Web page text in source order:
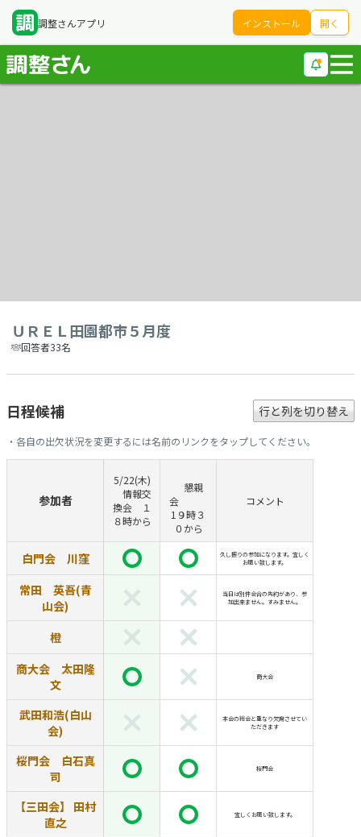
調整さんアプリ インストール 開く
ＵＲＥＬ田園都市５月度
回答者33名
日程候補 行と列を切り替え
・各自の出欠状況を変更するには名前のリンクをタップしてください。
参加者
5/22(木)
情報交
換会 １
８時から
懇親
会
1９時３
０から
コメント
白門会 川窪
久し振りの参加になります。宜しく
お願い致します。
常田 英吾(青
山会)
当日は別件会合の先約があり、参
加出来ません。すみません。
橙
商大会 太田隆
文
商大会
武田和浩(白山
会)
本会の総会と重なり欠席させてい
ただきます
桜門会 白石真
司
桜門会
【三田会】 田村
直之
宜しくお願い致します。